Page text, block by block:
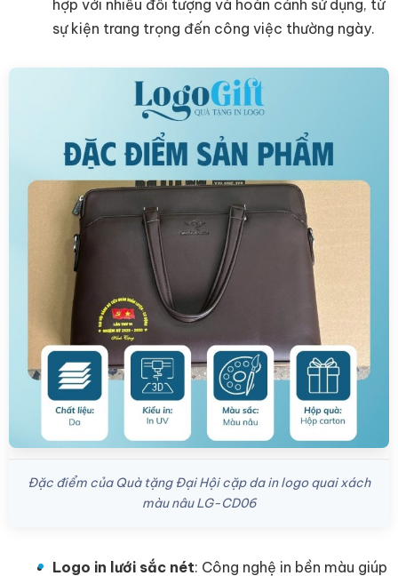
hợp với nhiều đối tượng và hoàn cảnh sử dụng, từ
sự kiện trang trọng đến công việc thường ngày.
Đặc điểm của Quà tặng Đại Hội cặp da in logo quai xách
màu nâu LG-CD06
Logo in lưới sắc nét: Công nghệ in bền màu giúp